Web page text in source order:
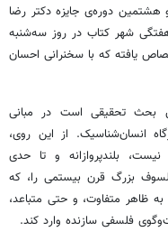
هشتمین دوره‌ی جایزه‌ دکتر رضا
شهر کتاب در روز سه‌شنبه
شده اختصاص یافته که با سخنرانی احسان
بحث تحقیقی است در مبانی
انسان‌شناسیک. از این روی،
بلندپروازانه و تا حدی
بزرگ قرن بیستمی را، که
ظاهر متفاوت، و حتی متباعد،
فلسفی سازنده وارد کند.